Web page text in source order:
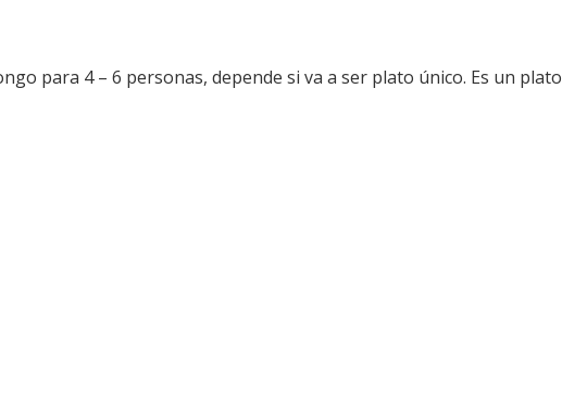
para 4 – 6 personas, depende si va a ser plato único. Es un plato